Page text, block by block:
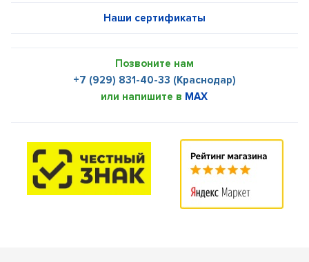
Наши сертификаты
Позвоните нам
+7 (929) 831-40-33 (Краснодар)
или напишите в MAX